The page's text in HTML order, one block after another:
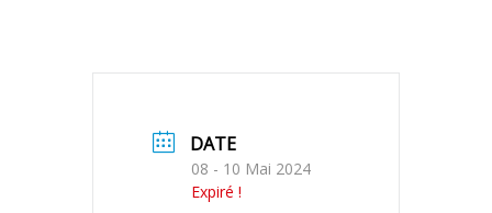
DATE
08 - 10 Mai 2024
Expiré !